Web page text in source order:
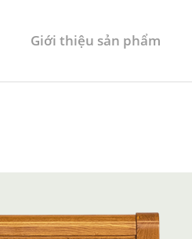
Giới thiệu sản phẩm